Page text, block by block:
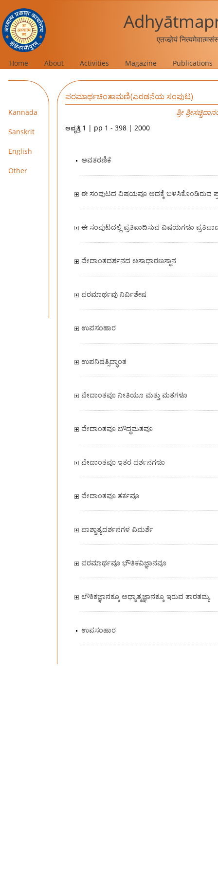
एतज्ज्ञेयं
Home About Activities Magazine Publications
Kannada
Sanskrit
English
Other
ಪರಮಾರ್ಥಚಿಂತಾಮಣಿ(ಎರಡನೆಯ ಸಂಪುಟ)
ಶ್ರೀ
ಆವೃತ್ತಿ 1 | pp 1 - 398 | 2000
ಅವತರಣಿಕೆ
ಈ ಸಂಪುಟದ ವಿಷಯವೂ ಅದಕ್ಕೆ ಬಳಸಿಕೊಂಡಿರುವ
ಈ ಸಂಪುಟದಲ್ಲಿ ಪ್ರತಿಪಾದಿಸುವ ವಿಷಯಗಳೂ
ವೇದಾಂತದರ್ಶನದ ಅಸಾಧಾರಣಸ್ಥಾನ
ಪರಮಾರ್ಥವು ನಿರ್ವಿಶೇಷ
ಉಪಸಂಹಾರ
ಉಪನಿಷತ್ಸಿದ್ಧಾಂತ
ವೇದಾಂತವೂ ನೀತಿಯೂ ಮತ್ತು ಮತಗಳೂ
ವೇದಾಂತವೂ ಬೌದ್ಧಮತವೂ
ವೇದಾಂತವೂ ಇತರ ದರ್ಶನಗಳೂ
ವೇದಾಂತವೂ ತರ್ಕವೂ
ಪಾಶ್ಚಾತ್ಯದರ್ಶನಗಳ ವಿಮರ್ಶೆ
ಪರಮಾರ್ಥವೂ ಭೌತಿಕವಿಜ್ಞಾನವೂ
ಲೌಕಿಕಜ್ಞಾನಕ್ಕೂ ಅಧ್ಯಾತ್ಮಜ್ಞಾನಕ್ಕೂ ಇರುವ ತಾರತಮ್ಯ
ಉಪಸಂಹಾರ